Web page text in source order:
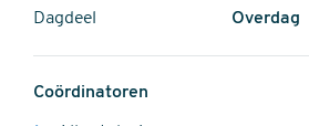
Dagdeel Overdag
Coördinatoren